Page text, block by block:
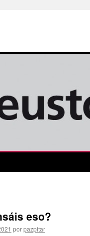
eso?
porpazpitar